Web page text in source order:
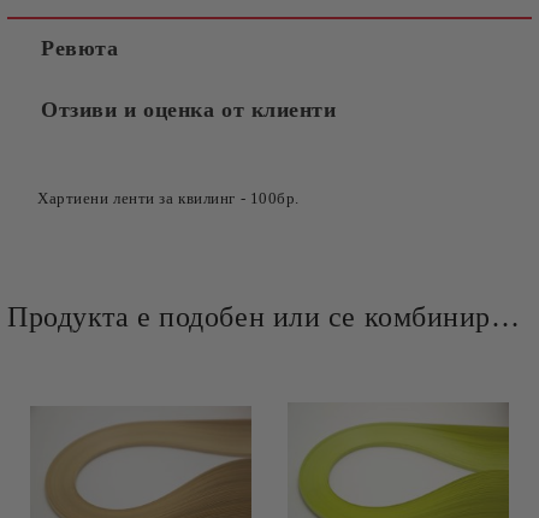
Ревюта
Отзиви и оценка от клиенти
Хартиени ленти за квилинг - 100бр.
Продукта е подобен или се комбинира добре и със следните продукти :